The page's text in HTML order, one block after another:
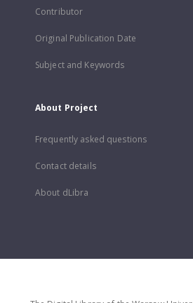
Contributor
Original Publication Date
Subject and Keywords
About Project
Frequently asked questions
Contact details
About dLibra